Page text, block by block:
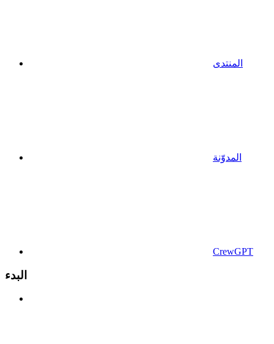
المنتدى
المدوّنة
CrewGPT
البدء